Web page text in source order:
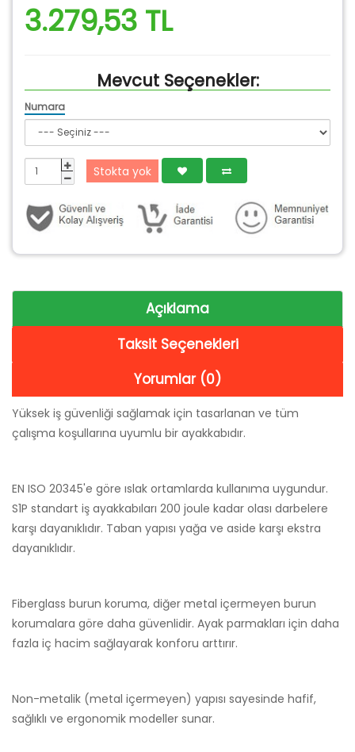
3.279,53 TL
Mevcut Seçenekler:
Numara
Stokta yok
Açıklama
Taksit Seçenekleri
Yorumlar (0)
Yüksek iş güvenliği sağlamak için tasarlanan ve tüm
çalışma koşullarına uyumlu bir ayakkabıdır.
EN ISO 20345'e göre ıslak ortamlarda kullanıma uygundur.
S1P standart iş ayakkabıları 200 joule kadar olası darbelere
karşı dayanıklıdır. Taban yapısı yağa ve aside karşı ekstra
dayanıklıdır.
Fiberglass burun koruma, diğer metal içermeyen burun
korumalara göre daha güvenlidir. Ayak parmakları için daha
fazla iç hacim sağlayarak konforu arttırır.
Non-metalik (metal içermeyen) yapısı sayesinde hafif,
sağlıklı ve ergonomik modeller sunar.